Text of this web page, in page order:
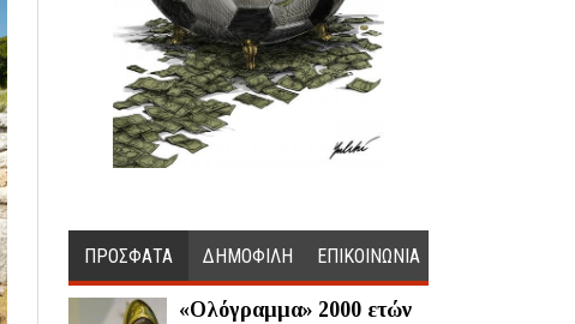
ΠΡΟΣΦΑΤΑ ΔΗΜΟΦΙΛΗ ΕΠΙΚΟΙΝΩΝΙΑ
«Ολόγραμμα» 2000 ετών